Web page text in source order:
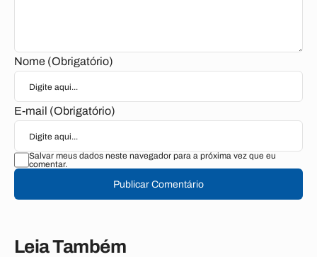
Nome (Obrigatório)
E-mail (Obrigatório)
Salvar meus dados neste navegador para a próxima vez que eu
comentar.
Publicar Comentário
Leia Também